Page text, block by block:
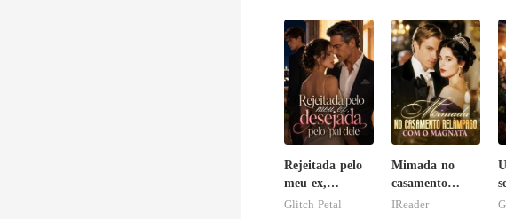
Rejeitada pelo
meu ex,
desejada pelo
Glitch Petal
Mimada no
casamento
relâmpago com
IReader